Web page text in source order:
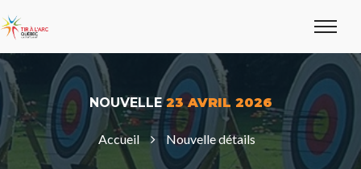
NOUVELLE23 AVRIL 2026
Accueil Nouvelle détails